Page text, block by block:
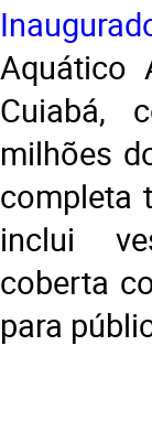
Aquático
Cuiabá,
milhões
completa
inclui
coberta
para